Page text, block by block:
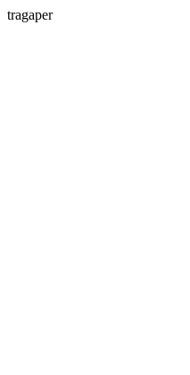
tragaper